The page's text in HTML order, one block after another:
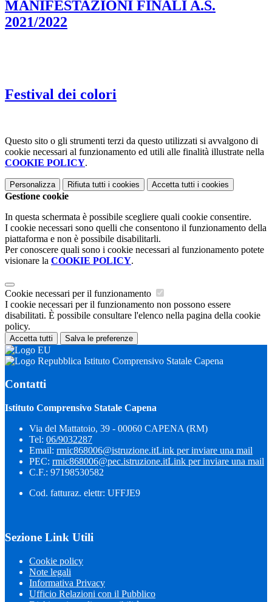
MANIFESTAZIONI FINALI A.S.
2021/2022
Festival dei colori
Questo sito o gli strumenti terzi da questo utilizzati si avvalgono di
cookie necessari al funzionamento ed utili alle finalità illustrate nella
COOKIE POLICY.
Personalizza Rifiuta tutti i cookies Accetta tutti i cookies
Gestione cookie
In questa schermata è possibile scegliere quali cookie consentire.
I cookie necessari sono quelli che consentono il funzionamento della
piattaforma e non è possibile disabilitarli.
Per conoscere quali sono i cookie necessari al funzionamento potete
visionare la COOKIE POLICY.
Cookie necessari per il funzionamento
I cookie necessari per il funzionamento non possono essere
disabilitati. È possibile consultare l'elenco nella pagina della cookie
policy.
Accetta tutti Salva le preferenze
Istituto Comprensivo Statale Capena
Contatti
Istituto Comprensivo Statale Capena
Via del Mattatoio, 39 - 00060 CAPENA (RM)
Tel: 06/9032287
Email: rmic868006@istruzione.itLink per inviare una mail
PEC: rmic868006@pec.istruzione.itLink per inviare una mail
C.F.: 97198530582
Cod. fatturaz. elettr: UFFJE9
Sezione Link Utili
Cookie policy
Note legali
Informativa Privacy
Ufficio Relazioni con il Pubblico